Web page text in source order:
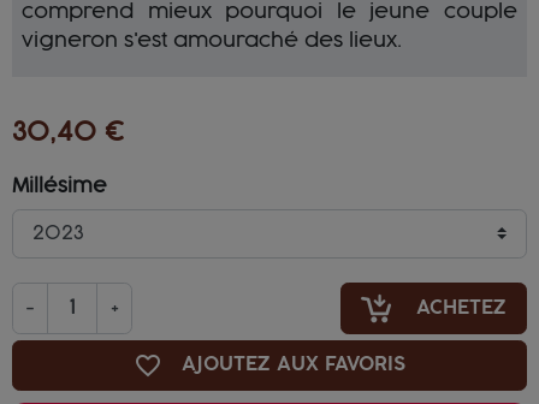
comprend mieux pourquoi le jeune couple
vigneron s'est amouraché des lieux.
30,40 €
Millésime
- + ACHETEZ
favorite_border AJOUTEZ AUX FAVORIS